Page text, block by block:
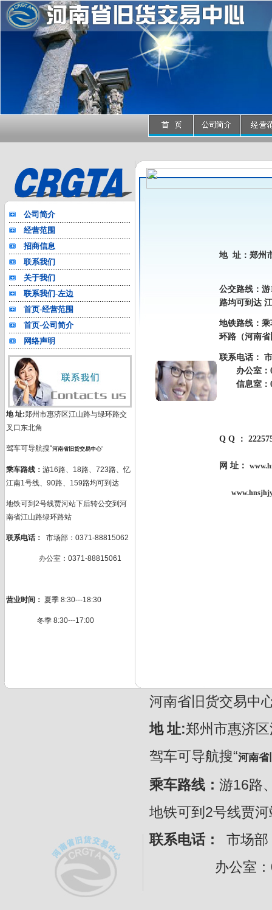
公司简介
经营范围
招商信息
联系我们
关于我们
联系我们-左边
首页-经营范围
首页-公司简介
网络声明
地 址:郑州市惠济区江山路与绿环路交
叉口东北角
驾车可导航搜“河南省旧货交易中心”
乘车路线： 游16路、18路、723路、忆
江南1号线、90路、159路均可到达
地铁可到2号线贾河站下后转公交到河
南省江山路绿环路站
联系电话： 市场部：0371-88815062
办公室：0371-88815061
营业时间： 夏季 8:30---18:30
冬季 8:30---17:00
地 址：郑州
公交路线：
路均可到达
地铁路线：
环路（河南省
联系电话：
办公室：
信息室：
Q Q ：
网 址：
河南省旧货交易中
地 址:郑州市惠济
驾车可导航搜“河南省
乘车路线： 游16路
地铁可到2号线贾
联系电话： 市场
办公室：